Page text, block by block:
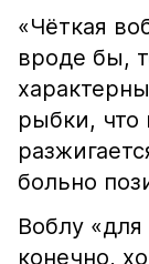
«Чёткая
вроде бы,
рыбки, что
больно
Воблу
конечно,